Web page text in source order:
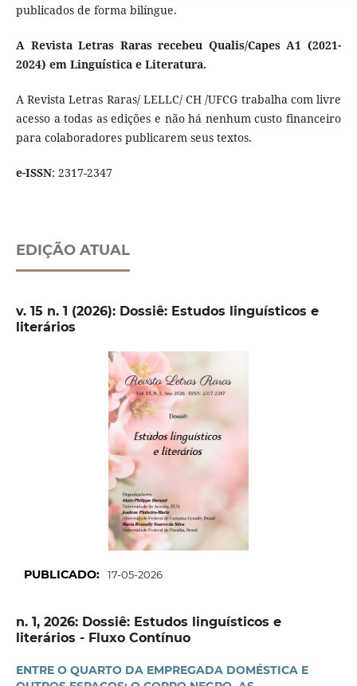
publicados de forma bilíngue.
A Revista Letras Raras recebeu Qualis/Capes A1 (2021-
2024) em Linguística e Literatura.
A Revista Letras Raras/ LELLC/ CH /UFCG trabalha com livre
acesso a todas as edições e não há nenhum custo financeiro
para colaboradores publicarem seus textos.
e-ISSN: 2317-2347
EDIÇÃO ATUAL
v. 15 n. 1 (2026): Dossiê: Estudos linguísticos e
literários
PUBLICADO: 17-05-2026
n. 1, 2026: Dossiê: Estudos linguísticos e
literários - Fluxo Contínuo
ENTRE O QUARTO DA EMPREGADA DOMÉSTICA E